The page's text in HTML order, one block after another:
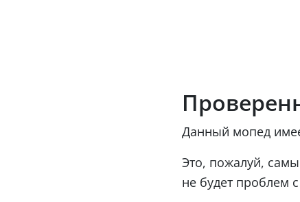
Данный мопед
Это, пожалуй,
не будет проблем